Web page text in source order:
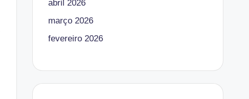
abril 2026
março 2026
fevereiro 2026